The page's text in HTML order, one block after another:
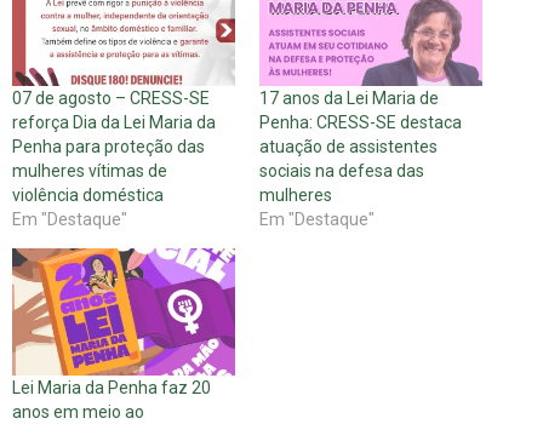
07 de agosto – CRESS-SE
reforça Dia da Lei Maria da
Penha para proteção das
mulheres vítimas de
violência doméstica
Em "Destaque"
17 anos da Lei Maria de
Penha: CRESS-SE destaca
atuação de assistentes
sociais na defesa das
mulheres
Em "Destaque"
Lei Maria da Penha faz 20
anos em meio ao